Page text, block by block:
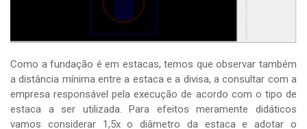
Como a fundação é em estacas, temos que observar também
a distância mínima entre a estaca e a divisa, a consultar com a
empresa responsável pela execução de acordo com o tipo de
estaca a ser utilizada. Para efeitos meramente didáticos
vamos considerar 1,5x o diâmetro da estaca e adotar o